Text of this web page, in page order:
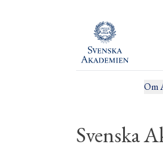
Om
Svenska